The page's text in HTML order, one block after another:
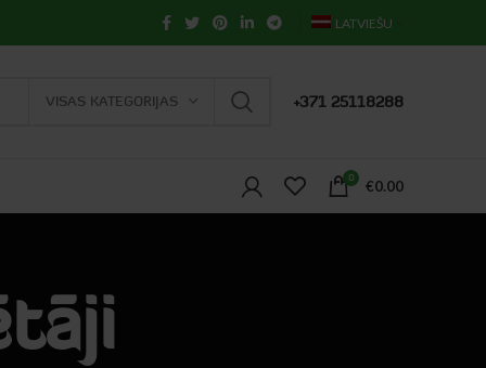
LATVIEŠU
VISAS KATEGORIJAS +371 25118288
0 €0.00